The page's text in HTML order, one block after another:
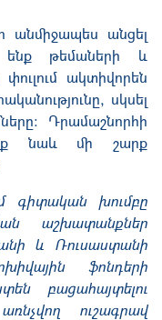
անմիջապես անցել
թեմաների և
ակտիվորեն
սկսել
Դրամաշնորհի
նաև մի շարք
գիտական խումբը
աշխատանքներ
և Ռուսաստանի
ֆոնդերի
բացահայտելու
ուշագրավ